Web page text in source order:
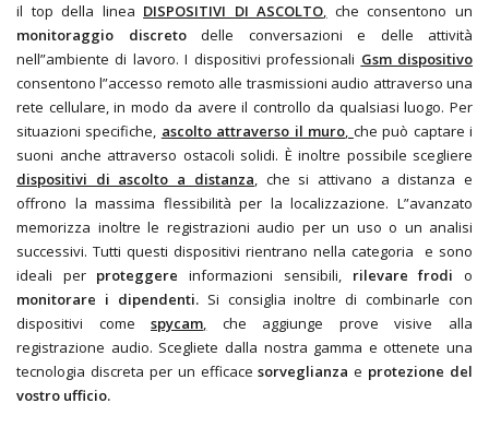
il top della linea DISPOSITIVI DI ASCOLTO, che consentono un
monitoraggio discretodelle conversazioni e delle attività
nell”ambiente di lavoro. I dispositivi professionali Gsm dispositivo
consentono l”accesso remoto alle trasmissioni audio attraverso una
rete cellulare, in modo da avere il controllo da qualsiasi luogo. Per
situazioni specifiche, ascolto attraverso il muro, che può captare i
suoni anche attraverso ostacoli solidi. È inoltre possibile scegliere
dispositivi di ascolto a distanza,che si attivano a distanza e
offrono la massima flessibilità per la localizzazione. L”avanzato
memorizza inoltre le registrazioni audio per un uso o un analisi
successivi. Tutti questi dispositivi rientrano nella categoria
e sono
ideali per proteggere informazioni sensibili, rilevare frodi o
monitorare i dipendenti. Si consiglia inoltre di combinarle con
dispositivi comespycam, che aggiunge prove visive alla
registrazione audio. Scegliete dalla nostra gamma e ottenete una
tecnologia discreta per un efficace sorveglianza e protezione del
vostro ufficio.